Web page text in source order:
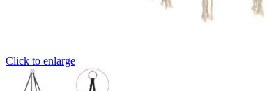
Click to enlarge